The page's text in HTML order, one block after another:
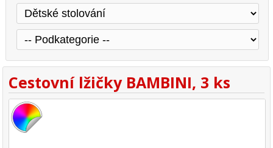
Cestovní lžičky BAMBINI, 3 ks